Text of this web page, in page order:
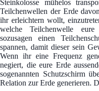
Steinkolosse mühelos
Teilchenwellen der Erde
ihr erleichtern wollt,
welche Teilchenwelle
sozusagen einen
spannen, damit dieser sein
Wenn ihr eine Frequenz
negiert, die eure Erde
sogenannten Schutzschirm
Relation zur Erde generieren.